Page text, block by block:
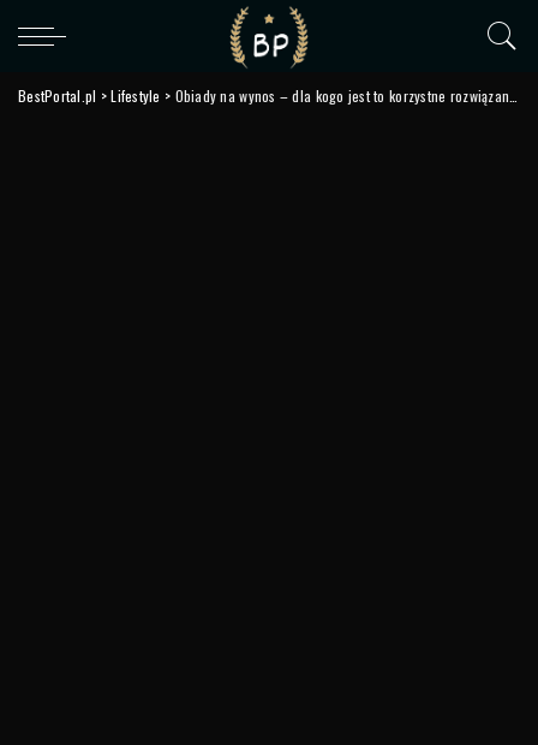
BestPortal.pl >Lifestyle > Obiady na wynos – dla kogo jest to korzystne rozwiązanie?